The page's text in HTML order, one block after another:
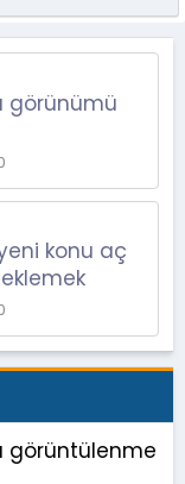
görünümü
konu aç
görüntülenme